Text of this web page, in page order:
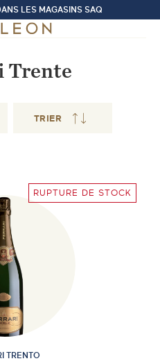
LES MAGASINS SAQ
Trente
TRIER
TRENTO
RUPTURE DE STOCK